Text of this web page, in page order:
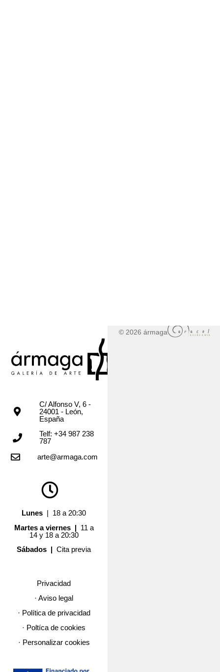
C/ Alfonso V, 6 -
24001 - León,
España
Telf: +34 987 238
787
arte@armaga.com
Lunes | 18 a 20:30
Martes a viernes | 11 a
14 y 18 a 20:30
Sábados |Cita previa
Privacidad
· Aviso legal
· Política de privacidad
· Poltíca de cookies
· Personalizar cookies
© 2026 ármaga